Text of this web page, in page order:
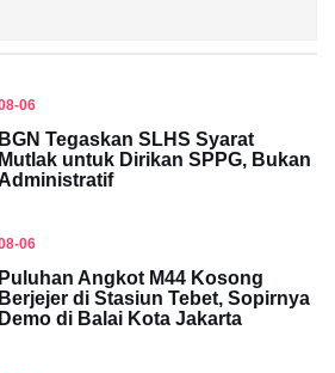
06
BGN Tegaskan SLHS Syarat
Mutlak untuk Dirikan SPPG, Bukan
06
Puluhan Angkot M44 Kosong
Berjejer di Stasiun Tebet, Sopirnya
Demo di Balai Kota Jakarta